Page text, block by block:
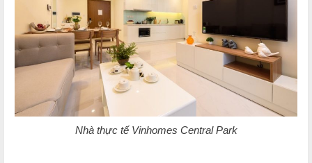
Nhà thực tế Vinhomes Central Park